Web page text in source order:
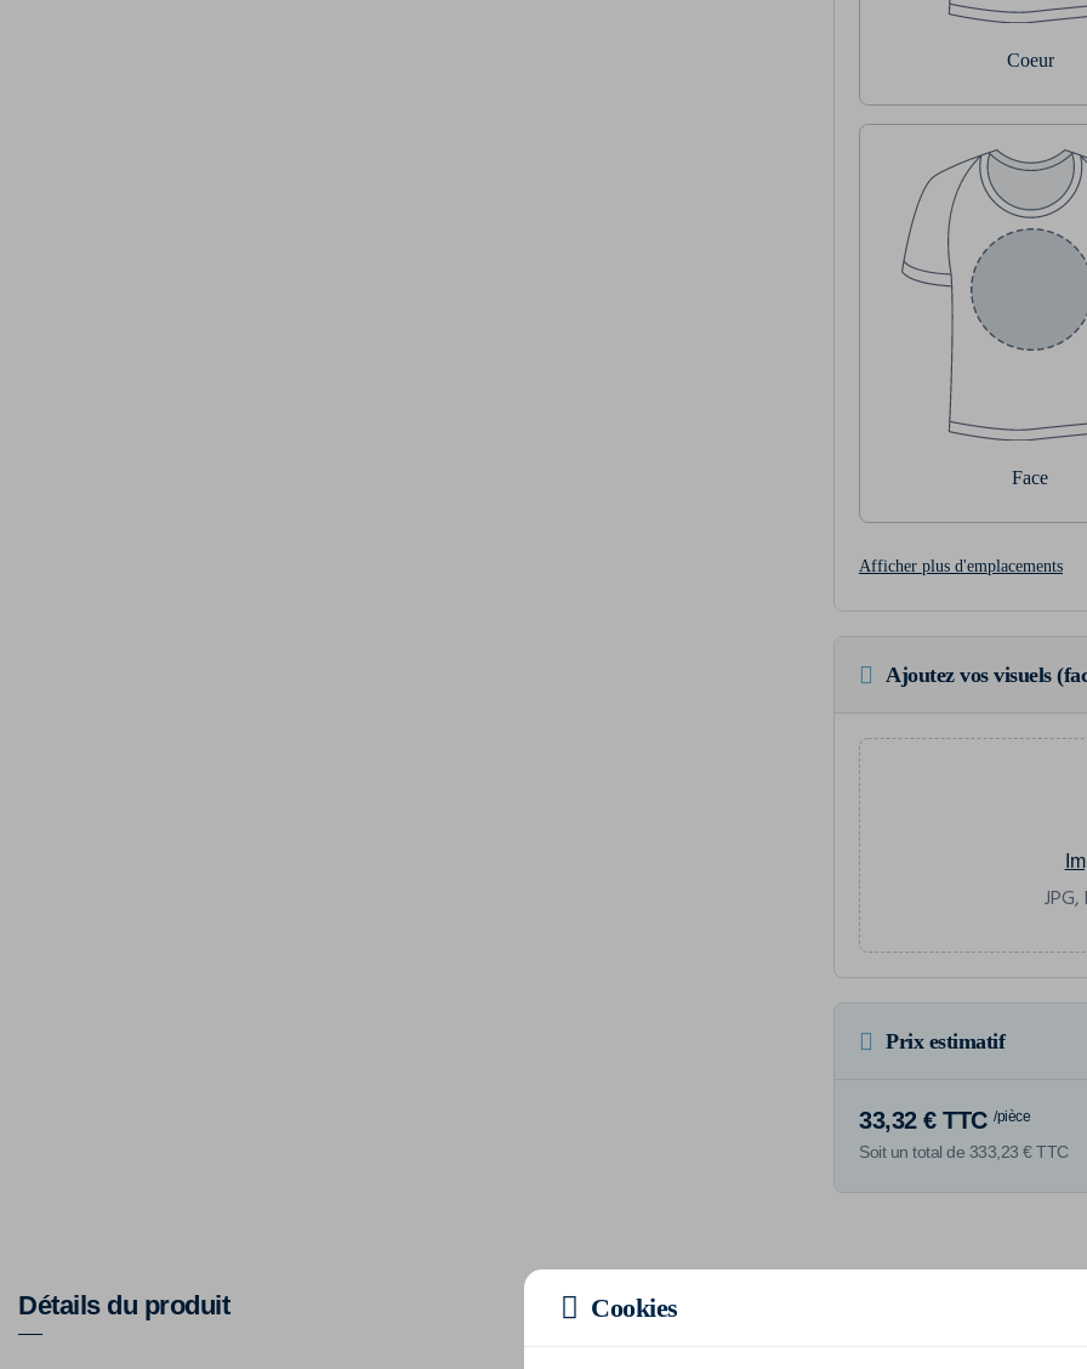
Coeur
Face
Afficher plus d'emplacements
Ajoutez vos visuels
Prix estimatif
33,32 € TTC /pièce
Soit un total de 333,23 € TTC
Détails du produit Caractéristiques
Cookies